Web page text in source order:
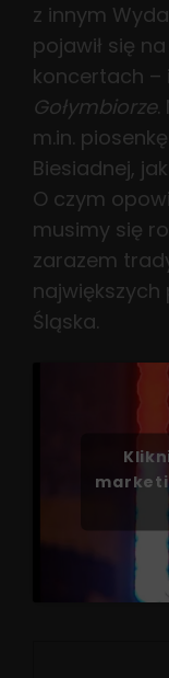
z innym
pojawił się
koncertach –
Gołymbiorze.
m.in.
Biesiadnej,
O czym
musimy się
zarazem
Śląska.